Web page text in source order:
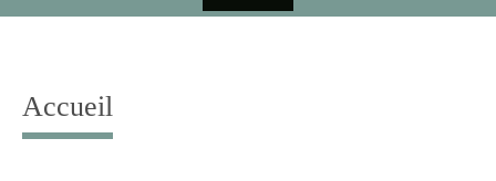
Accueil